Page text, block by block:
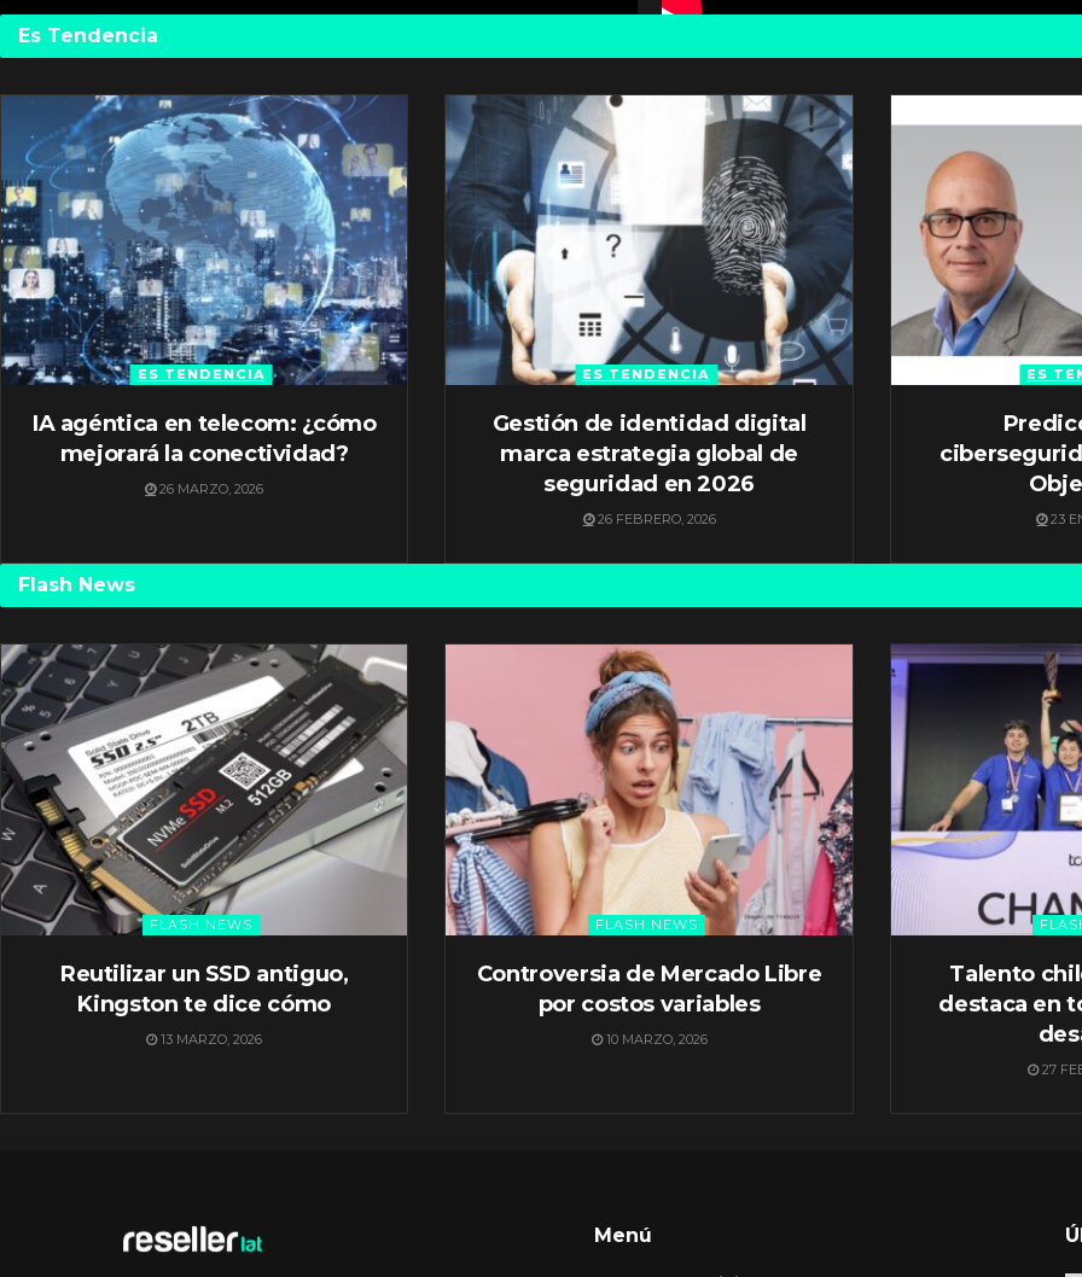
Es Tendencia
ES TENDENCIA
IA agéntica en telecom: ¿cómo
mejorará la conectividad?
26 MARZO, 2026
ES TENDENCIA
Gestión de identidad digital
marca estrategia global de
seguridad en 2026
26 FEBRERO, 2026
ES
23
Flash News
FLASH NEWS
Reutilizar un SSD antiguo,
Kingston te dice cómo
13 MARZO, 2026
FLASH NEWS
Controversia de Mercado Libre
por costos variables
10 MARZO, 2026
Talento
destaca en
27
Menú